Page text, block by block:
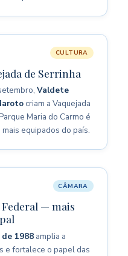
CULTURA
de Serrinha
Valdete
criam a Vaquejada
Maria do Carmo é
equipados do país.
CÂMARA
— mais
1988 amplia a
e fortalece o papel das